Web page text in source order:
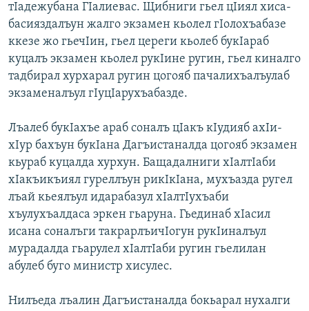
тIадежубана ГIалиевас. Щибниги гьел цIиял хиса-
басияздалъун жалго экзамен кьолел гIолохъабазе
ккезе жо гьечIин, гьел цереги кьолеб букIараб
куцалъ экзамен кьолел рукIине ругин, гьел киналго
тадбирал хурхарал ругин цогояб пачалихъалъулаб
экзаменалъул гIуцIарухъабазде.
Лъалеб букIахъе араб соналъ цIакъ кIудияб ахIи-
хIур бахъун букIана Дагъистаналда цогояб экзамен
кьураб куцалда хурхун. Бащадалниги хIалтIаби
хIакъикъиял гуреллъун рикIкIана, мухъазда ругел
лъай кьеялъул идарабазул хIалтIухъаби
хъулухъалдаса эркен гьаруна. Гьединаб хIасил
исана соналъги такрарлъичIогун рукIиналъул
мурадалда гьарулел хIалтIаби ругин гьелилан
абулеб буго министр хисулес.
Нилъеда лъалин Дагъистаналда бокьарал нухалги